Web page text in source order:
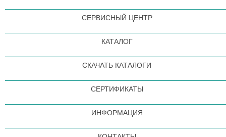
СЕРВИСНЫЙ ЦЕНТР
КАТАЛОГ
СКАЧАТЬ КАТАЛОГИ
СЕРТИФИКАТЫ
ИНФОРМАЦИЯ